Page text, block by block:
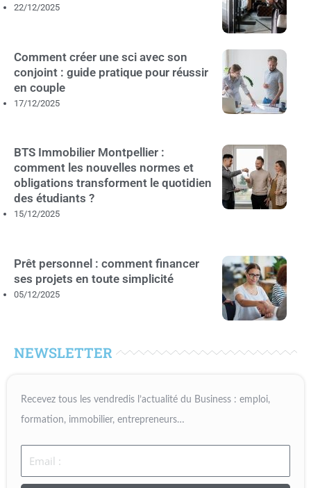
22/12/2025
Comment créer une sci avec son
conjoint : guide pratique pour réussir
en couple
17/12/2025
BTS Immobilier Montpellier :
comment les nouvelles normes et
obligations transforment le quotidien
des étudiants ?
15/12/2025
Prêt personnel : comment financer
ses projets en toute simplicité
05/12/2025
NEWSLETTER
Recevez tous les vendredis l’actualité du Business : emploi,
formation, immobilier, entrepreneurs…
Email